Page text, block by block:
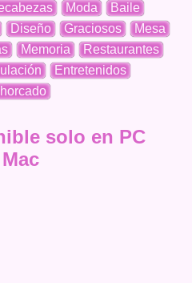
Moda
Baile
Diseño Graciosos
Mesa
Memoria
Restaurantes
Entretenidos
solo en PC